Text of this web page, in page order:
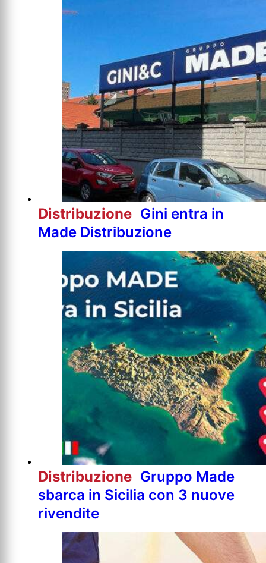
Distribuzione Gini entra in
Made Distribuzione
Distribuzione Gruppo Made
sbarca in Sicilia con 3 nuove
rivendite